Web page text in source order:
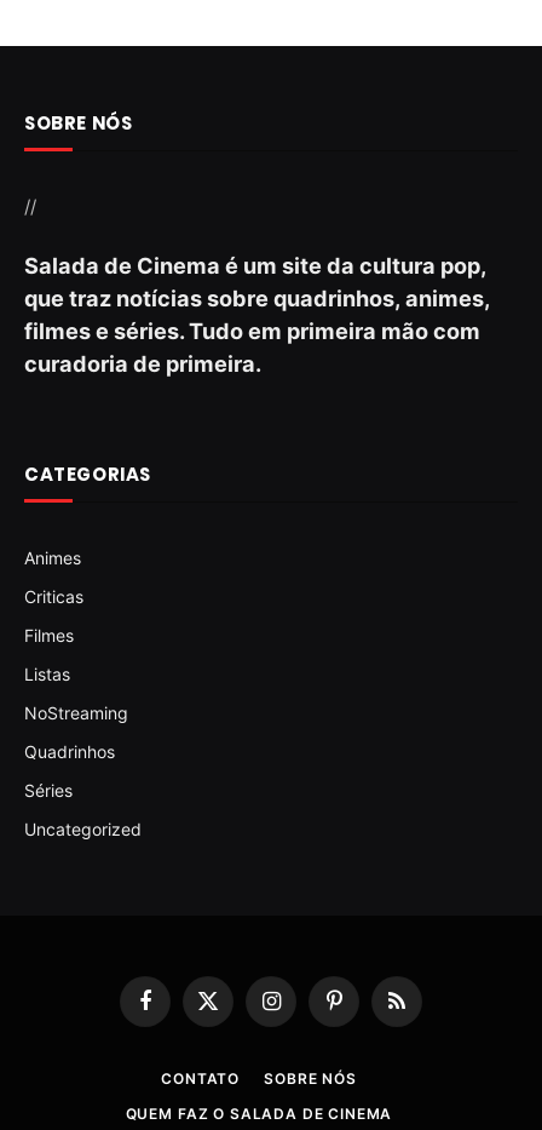
SOBRE NÓS
//
Salada de Cinema é um site da cultura pop,
que traz notícias sobre quadrinhos, animes,
filmes e séries. Tudo em primeira mão com
curadoria de primeira.
CATEGORIAS
Animes
Criticas
Filmes
Listas
NoStreaming
Quadrinhos
Séries
Uncategorized
Facebook
X
(Twitter)
InstagramPinterestRSS
CONTATO
SOBRE NÓS
QUEM FAZ O SALADA DE CINEMA